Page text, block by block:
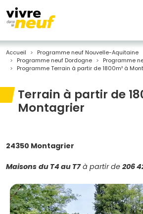
Accueil
Programme neuf Nouvelle-Aquitaine
Programme neuf Dordogne
Programme
Programme Terrain à partir de 1800m² à
Terrain à partir de
Montagrier
24350 Montagrier
Maisons du T4 au T7 à partir de 206